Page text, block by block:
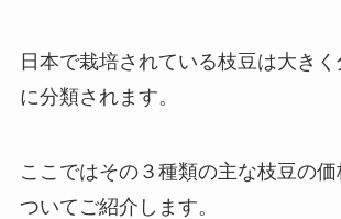
日本で栽培されている枝豆は大き
に分類されます。
ここではその３種類の主な枝豆の価
ついてご紹介します。